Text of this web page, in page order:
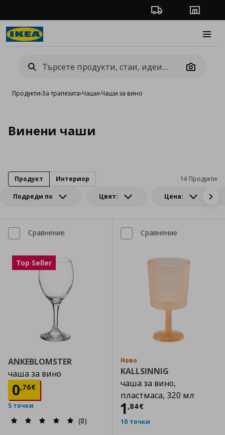
Проследяване на
Camera
Продукти›За трапезата›Чаши›Чаши за вино
Винени чаши
Подреди по Цвят: Цена:
14 Продукти
Продукт Интериор
Сравнение
Top Seller
ANKEBLOMSTER
чаша за вино
0,76€
Цена
5 точки
(8)
Сравнение
Ново
KALLSINNIG
чаша за вино,
пластмаса, 320 мл
1 ,84€
Цена
10 точки